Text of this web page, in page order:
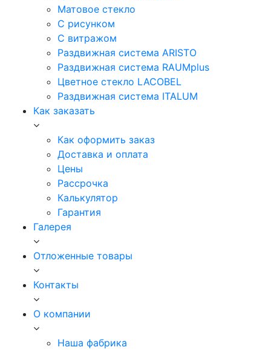
Матовое стекло
C рисунком
C витражом
Раздвижная система ARISTO
Раздвижная система RAUMplus
Цветное стекло LACOBEL
Раздвижная система ITALUM
Как заказать
Как оформить заказ
Доставка и оплата
Цены
Рассрочка
Калькулятор
Гарантия
Галерея
Отложенные товары
Контакты
О компании
Наша фабрика